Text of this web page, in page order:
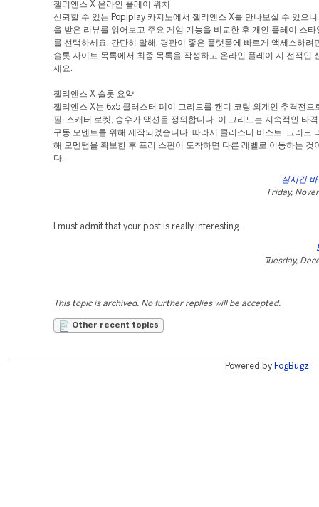
젤리엔스 X 온라인 플레이 위치
신뢰할 수 있는 Popiplay 카지노에서 젤리엔스 X를 만나보실 수 있으
을 받은 리뷰를 읽어보고 주요 게임 기능을 비교한 후 개인 플레이 스타
를 선택하세요. 간단히 말해, 평판이 좋은 플랫폼에 빠르게 액세스하려
슬롯 사이트 목록에서 최종 목록을 작성하고 온라인 플레이 시 전적인
세요.
젤리엔스 X 슬롯 요약
젤리엔스 X는 6x5 클러스터 페이 그리드를 캔디 코팅 외계인 추격전으
필, 스캐터 로켓, 승수가 액션을 정의합니다. 이 그리드는 지속적인 타
구동 모멘트를 위해 제작되었습니다. 따라서 클러스터 버스트, 그리드
해 모멘텀을 확보한 후 프리 스핀이 도착하면 다른 레벨로 이동하는 것
다.
실시간
Friday,
I must admit that your post is really interesting.
Tuesday,
This topic is archived. No further replies will be accepted.
Other recent topics
Powered by FogBugz